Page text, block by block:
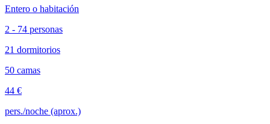
Entero o habitación
2 - 74 personas
21 dormitorios
50 camas
44 €
pers./noche (aprox.)